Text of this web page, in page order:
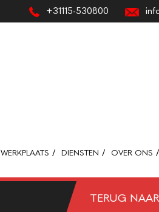
+31115-530800
WERKPLAATS DIENSTEN OVER ONS
TERUG